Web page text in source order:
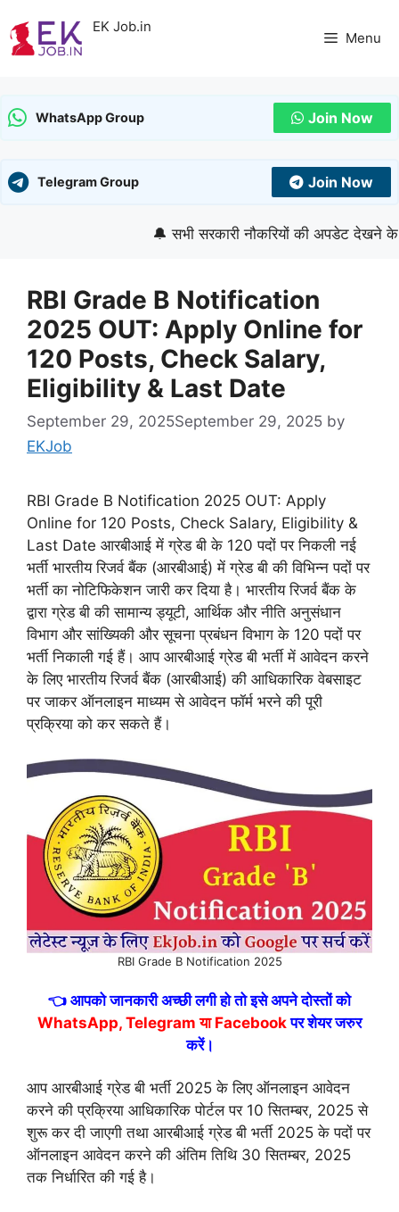
to
content
EK Job.in
Menu
WhatsApp Group Join Now
Telegram Group Join Now
🔔 सभी सरकारी नौकरियों की अपडेट देखने के
RBI Grade B Notification
2025 OUT: Apply Online for
120 Posts, Check Salary,
Eligibility & Last Date
September 29, 2025September 29, 2025 by
EKJob
RBI Grade B Notification 2025 OUT: Apply
Online for 120 Posts, Check Salary, Eligibility &
Last Date आरबीआई में ग्रेड बी के 120 पदों पर निकली नई
भर्ती भारतीय रिजर्व बैंक (आरबीआई) में ग्रेड बी की विभिन्न पदों पर
भर्ती का नोटिफिकेशन जारी कर दिया है। भारतीय रिजर्व बैंक के
द्वारा ग्रेड बी की सामान्य ड्यूटी, आर्थिक और नीति अनुसंधान
विभाग और सांख्यिकी और सूचना प्रबंधन विभाग के 120 पदों पर
भर्ती निकाली गई हैं। आप आरबीआई ग्रेड बी भर्ती में आवेदन करने
के लिए भारतीय रिजर्व बैंक (आरबीआई) की आधिकारिक वेबसाइट
पर जाकर ऑनलाइन माध्यम से आवेदन फॉर्म भरने की पूरी
प्रक्रिया को कर सकते हैं।
RBI Grade B Notification 2025
👈 आपको जानकारी अच्छी लगी हो तो इसे अपने दोस्तों को
WhatsApp, Telegram या Facebookपर शेयर जरुर
करें।
आप आरबीआई ग्रेड बी भर्ती 2025 के लिए ऑनलाइन आवेदन
करने की प्रक्रिया आधिकारिक पोर्टल पर 10 सितम्बर, 2025 से
शुरू कर दी जाएगी तथा आरबीआई ग्रेड बी भर्ती 2025 के पदों पर
ऑनलाइन आवेदन करने की अंतिम तिथि 30 सितम्बर, 2025
तक निर्धारित की गई है।